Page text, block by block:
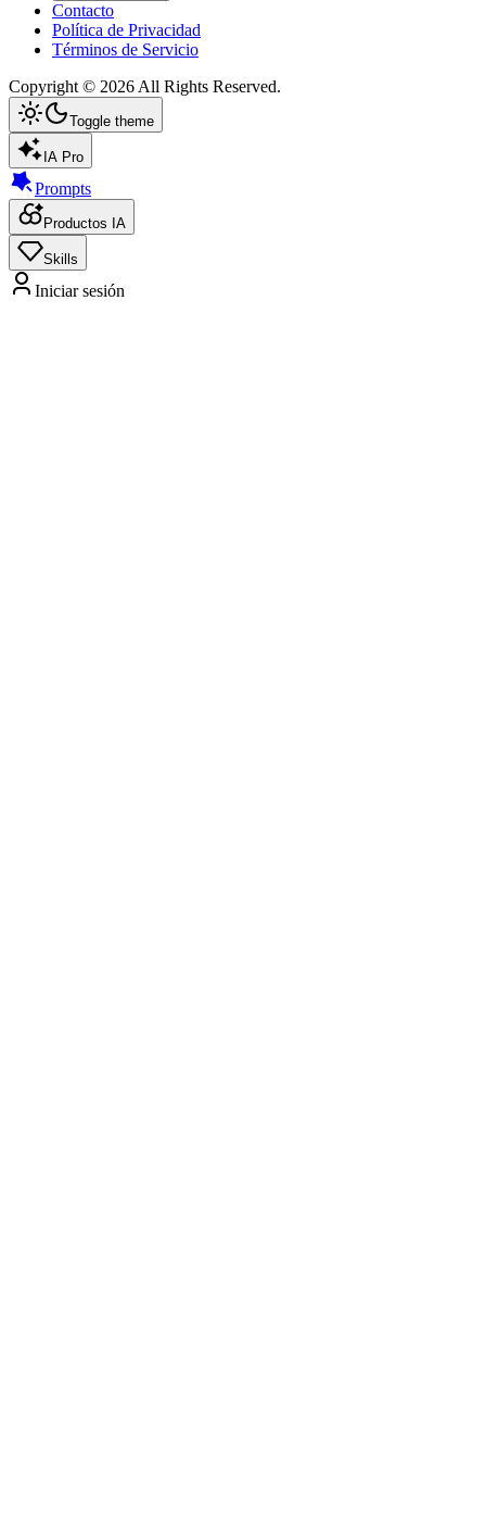
Contacto
Política de Privacidad
Términos de Servicio
Copyright © 2026All Rights Reserved.
Toggle theme
IA Pro
Prompts
Productos IA
Skills
Iniciar sesión